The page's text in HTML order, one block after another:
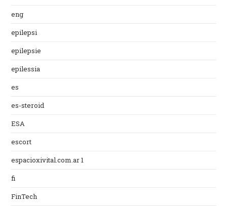
eng
epilepsi
epilepsie
epilessia
es
es-steroid
ESA
escort
espacioxivital.com.ar 1
fi
FinTech